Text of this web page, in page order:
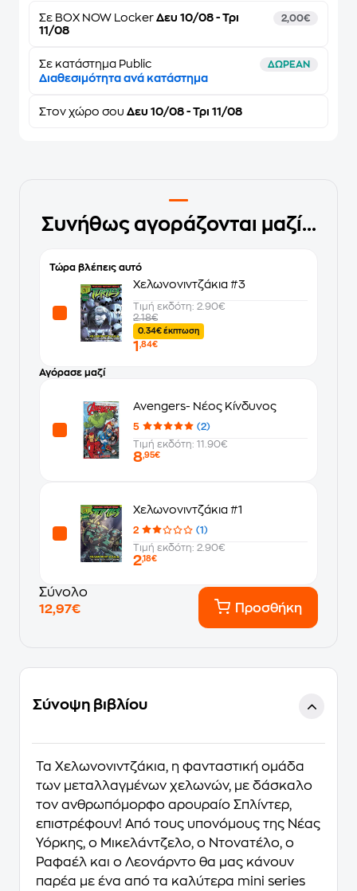
Σε BOX NOW Locker Δευ 10/08 - Τρι
11/08
2,00€
Σε κατάστημα Public ΔΩΡΕΑΝ
Διαθεσιμότητα ανά κατάστημα
Στον χώρο σου Δευ 10/08 - Τρι 11/08
Συνήθως αγοράζονται μαζί...
Τώρα βλέπεις αυτό
Χελωνονιντζάκια #3
Τιμή εκδότη: 2.90€
2.18€
0.34€ έκπτωση
1 ,84€
Αγόρασε μαζί
Avengers- Νέος Κίνδυνος
5
(2)
Τιμή εκδότη: 11.90€
8,95€
Χελωνονιντζάκια #1
2
(1)
Τιμή εκδότη: 2.90€
2,18€
Σύνολο
12,97€
Προσθήκη
Σύνοψη βιβλίου
Τα Χελωνονιντζάκια, η φανταστική ομάδα
των μεταλλαγμένων χελωνών, με δάσκαλο
τον ανθρωπόμορφο αρουραίο Σπλίντερ,
επιστρέφουν! Από τους υπονόμους της Νέας
Υόρκης, ο Μικελάντζελο, ο Ντονατέλο, ο
Ραφαέλ και ο Λεονάρντο θα μας κάνουν
παρέα με ένα από τα καλύτερα mini series